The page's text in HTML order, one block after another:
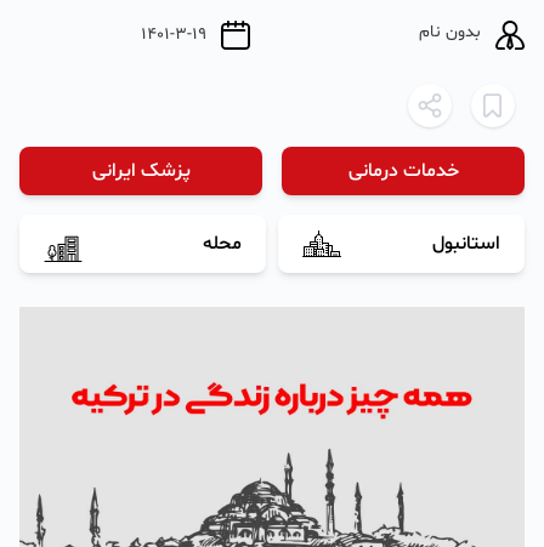
بدون نام 1401-3-19
خدمات درمانی پزشک ایرانی
استانبول محله